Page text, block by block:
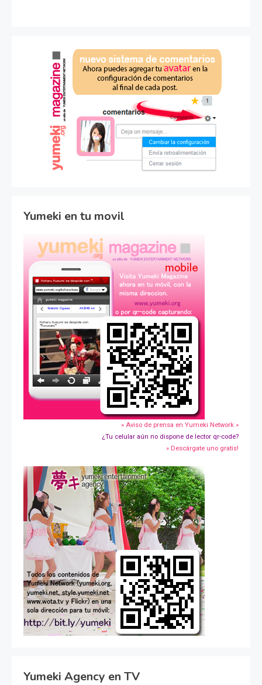
Yumeki en tu movil
» Aviso de prensa en Yumeki Network »
¿Tu celular aún no dispone de lector qr-code?
» Descárgate uno gratis!
Yumeki Agency en TV